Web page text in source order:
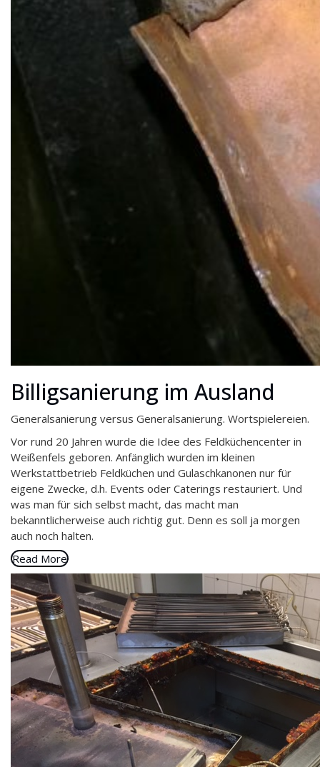
Billigsanierung im Ausland
Generalsanierung versus Generalsanierung. Wortspielereien.
Vor rund 20 Jahren wurde die Idee des Feldküchencenter in
Weißenfels geboren. Anfänglich wurden im kleinen
Werkstattbetrieb Feldküchen und Gulaschkanonen nur für
eigene Zwecke, d.h. Events oder Caterings restauriert. Und
was man für sich selbst macht, das macht man
bekanntlicherweise auch richtig gut. Denn es soll ja morgen
auch noch halten.
Read More